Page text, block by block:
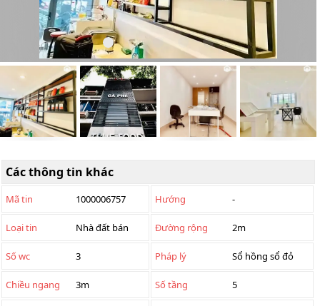
Các thông tin khác
Mã tin 1000006757 Hướng -
Loại tin Nhà đất bán Đường rộng 2m
Số wc 3 Pháp lý Sổ hồng sổ đỏ
Chiều ngang 3m Số tầng 5